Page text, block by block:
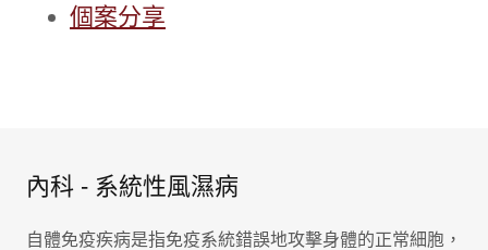
個案分享
內科 - 系統性風濕病
自體免疫疾病是指免疫系統錯誤地攻擊身體的正常細胞，